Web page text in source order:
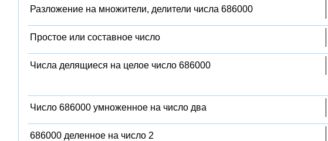
Разложение на множители, делители числа 686000
Простое или составное число
Числа делящиеся на целое число 686000
Число 686000 умноженное на число два
686000 деленное на число 2